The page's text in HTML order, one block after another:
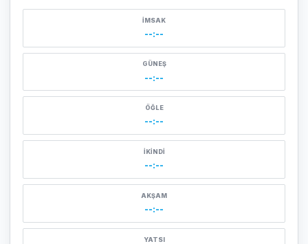
İMSAK
--:--
GÜNEŞ
--:--
ÖĞLE
--:--
İKINDI
--:--
AKŞAM
--:--
YATSI